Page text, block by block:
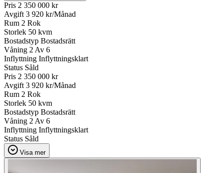
Pris 2 350 000 kr
Avgift 3 920 kr/Månad
Rum 2 Rok
Storlek 50 kvm
Bostadstyp Bostadsrätt
Våning 2 Av 6
Inflyttning Inflyttningsklart
Status Såld
Pris 2 350 000 kr
Avgift 3 920 kr/Månad
Rum 2 Rok
Storlek 50 kvm
Bostadstyp Bostadsrätt
Våning 2 Av 6
Inflyttning Inflyttningsklart
Status Såld
Visa mer